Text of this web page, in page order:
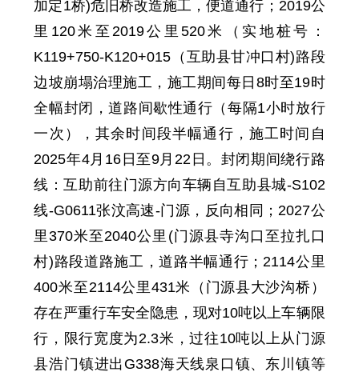
加定1桥)危旧桥改造施工 ，便道通行 ； 2019公
里 120米至 2019公里520米
（实地桩号：
K119+750-K120+015（互助县甘冲口村)路段
边坡崩塌治理施工，施工期间每日8时至19时
全幅封闭，道路间歇性通行（每隔1小时放行
一次），其余时间段半幅通行，施工时间自
2025年4月16日至9月22日。 封闭期间绕行路
线：互助前往门源方向车辆自互助县城-S102
线-G0611张汶高速-门源，反向相同 ； 2027公
里370米至2040公里 (门源县寺沟口至拉扎口
村)路段道路施工，道路半幅通行 ； 2114公里
400米至2114公里431米（门源县大沙沟桥）
存在严重行车安全隐患，现对10吨以上车辆限
行，限行宽度为2.3米，过往10吨以上从门源
县浩门镇进出 G338海天线泉口镇、东川镇等